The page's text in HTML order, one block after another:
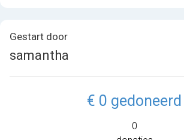
Gestart door
samantha
€ 0 gedoneerd
0